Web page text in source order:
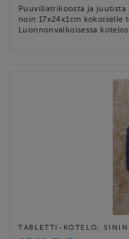
Puuvillatrikoosta ja
noin 17x24x1cm kokoiselle
Luonnonvalkoisessa
TABLETTI-KOTELO,